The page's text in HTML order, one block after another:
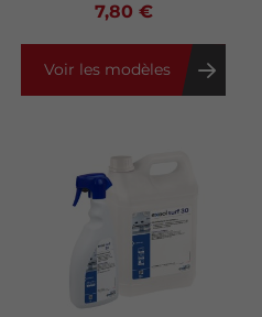
7,80 €
Voir les modèles